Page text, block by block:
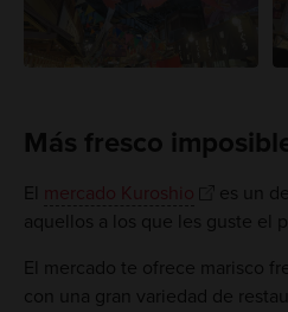
Más fresco
El mercado Kuroshio
es un
aquellos a los que les guste el
El mercado te ofrece marisco
con una gran variedad de